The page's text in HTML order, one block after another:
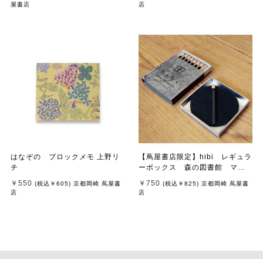
屋書店
店
はなぞの ブロックメモ 上野リ
チ
￥550 (税込 ￥605) 京都岡崎 蔦屋書
店
【蔦屋書店限定】hibi レギュラ
ーボックス 森の図書館 マッ
￥750 (税込 ￥825) 京都岡崎 蔦屋書
店